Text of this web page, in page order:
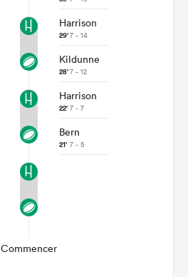
Harrison
29'7 - 14
Kildunne
28'7 - 12
Harrison
22' 7 - 7
Bern
21' 7 - 5
Commencer